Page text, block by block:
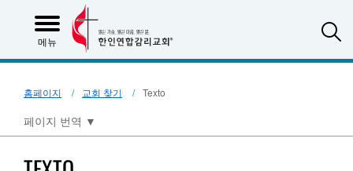
메뉴
홈페이지 교회 찾기 Texto
페이지 번역 ▼